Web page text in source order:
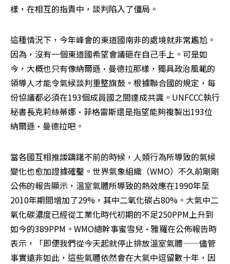
樣，在相互的指責中，談判陷入了僵局。
這種情況下，今年峰會的東道國南非的處境就非常尷尬。
因為，沒有一個東道國希望會議砸在自己手上。可是如
今，大概也只有像納爾遜•曼德拉那樣，獨具政治風範的
領導人才能令氣候談判重整旗鼓。根據聯合國的規定，每
份協議都必須在193個成員國之間達成共識。UNFCCC執行
秘書長克莉絲蒂娜•菲格雷斯還是指望能夠複製出193位
納爾遜•曼德拉吧。
當各國互相推諉躊躇不前的時候，人類行為所導致的氣候
變化也愈加證據確鑿。世界氣象組織（WMO）不久前剛剛
公佈的報告顯示，溫室氣體所導致的熱效應在1990年至
2010年期間增加了29%，其中二氧化碳占80%。大氣中二
氧化碳濃度已經從工業化時代初期的不足250PPM上升到
如今的389PPM。WMO總幹事蜜雪兒•雅羅在公佈報告時
表示，「即便我們從今天起就停止排放溫室氣體——儘管
事實遠非如此，這些氣體依然會在大氣中逗留數十年，因